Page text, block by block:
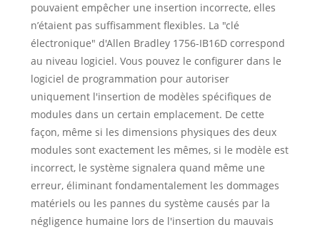
pouvaient empêcher une insertion incorrecte, elles
n’étaient pas suffisamment flexibles. La "clé
électronique" d'Allen Bradley 1756-IB16D correspond
au niveau logiciel. Vous pouvez le configurer dans le
logiciel de programmation pour autoriser
uniquement l'insertion de modèles spécifiques de
modules dans un certain emplacement. De cette
façon, même si les dimensions physiques des deux
modules sont exactement les mêmes, si le modèle est
incorrect, le système signalera quand même une
erreur, éliminant fondamentalement les dommages
matériels ou les pannes du système causés par la
négligence humaine lors de l'insertion du mauvais